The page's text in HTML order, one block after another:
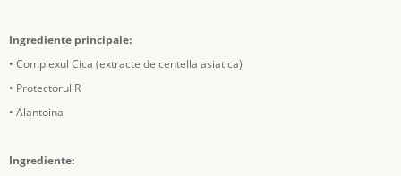
Ingrediente principale:
• Complexul Cica (extracte de centella asiatica)
• Protectorul R
• Alantoina
Ingrediente: